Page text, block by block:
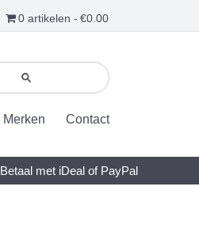
0 artikelen €0.00
Merken Contact
Betaal met iDeal of PayPal